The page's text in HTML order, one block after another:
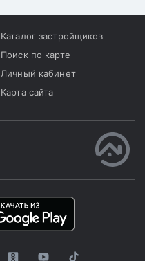
программ,
платежеспособность
населения стремительно
Каталог застройщиков
Поиск по карте
Личный кабинет
Карта сайта